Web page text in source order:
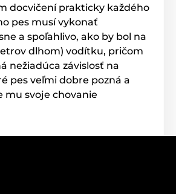
výcviku
a vysielač
docvičení prakticky každého
pes musí vykonať
a spoľahlivo, ako by bol na
dlhom) vodítku, pričom
nežiadúca závislosť na
pes veľmi dobre pozná a
mu svoje chovanie